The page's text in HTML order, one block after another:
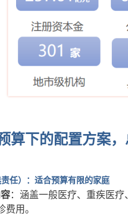
算下的配置方案
任）：适合预算有限的家庭
：涵盖一般医疗、重疾医
用。